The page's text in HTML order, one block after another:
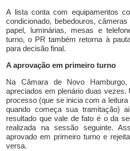
A lista conta com equipamentos
condicionado, bebedouros,
papel, luminárias, mesas e
turno, o PRtambém retorna à
para decisão final.
Aaprovação em primeiro turno
Na Câmara de Novo
apreciados em plenário duas
processo (que se inicia com a
quando começa sua tramitação)
resultado que vale de fato é o da
realizada na sessão seguinte.
aprovado em primeiro turno e
versa.